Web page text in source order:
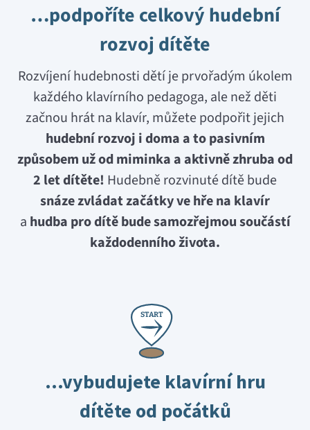
…podpoříte celkový hudební
rozvoj dítěte
Rozvíjení hudebnosti dětí je prvořadým úkolem
každého klavírního pedagoga, ale než děti
začnou hrát na klavír, můžete podpořit jejich
hudební rozvoj i doma a to pasivním
způsobem už od miminka a aktivně zhruba od
2 let dítěte! Hudebně rozvinuté dítě bude
snáze zvládat začátky ve hře na klavír
a hudba pro dítě bude samozřejmou součástí
každodenního života.
START
…vybudujete klavírní hru
dítěte od počátků